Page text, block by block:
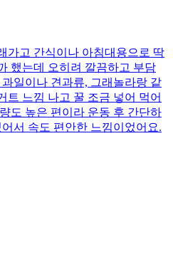
가고 간식이나 아침대용으로 딱
했는데 오히려 깔끔하고 부담
일이나 견과류, 그래놀라랑 같
트 느낌 나고 꿀 조금 넣어 먹어
도 높은 편이라 운동 후 간단하
서 속도 편안한 느낌이었어요.